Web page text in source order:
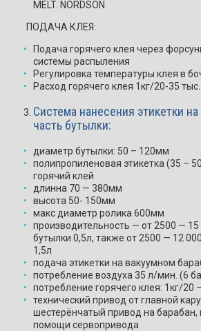
MELT. NORDSON
ПОДАЧА КЛЕЯ:
Подача горячего клея через
системы распыления
Регулировка температуры клея в
Расход горячего клея 1кг/20-35
Система нанесения этикетки
часть бутылки:
диаметр бутылки: 50 – 120мм
полипропиленовая этикетка (35 –
горячий клей
длинна 70 — 380мм
высота 50- 150мм
макс диаметр ролика 600мм
производительность — от 2500 —
бутылки 0,5л, также от 2500 — 12
1,5л
подача этикетки на вакуумном
потребление воздуха 35 л/мин. (6
потребление горячего клея: 1кг/20
технический привод от главной
шестерёнчатый привод на барабан,
помощи сервопривода